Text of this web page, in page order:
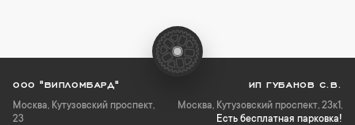
ООО "ВИПЛОМБАРД"
Москва, Кутузовский проспект,
23
ИП ГУБАНОВ С.В.
Москва, Кутузовский проспект, 23к1,
Есть бесплатная парковка!